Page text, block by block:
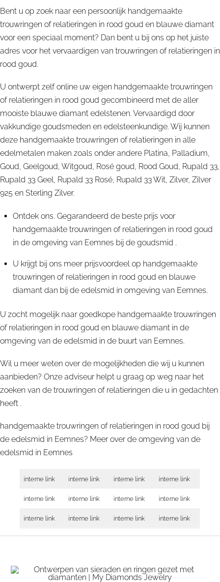
Bent u op zoek naar een persoonlijk handgemaakte
trouwringen of relatieringen in rood goud en blauwe diamant
voor een speciaal moment? Dan bent u bij ons op het juiste
adres voor het vervaardigen van trouwringen of relatieringen in
rood goud.
U ontwerpt zelf online uw eigen handgemaakte trouwringen
of relatieringen in rood goud gecombineerd met de aller
mooiste blauwe diamant edelstenen. Vervaardigd door
vakkundige goudsmeden en edelsteenkundige. Wij kunnen
deze handgemaakte trouwringen of relatieringen in alle
edelmetalen maken zoals onder andere Platina, Palladium,
Goud, Geelgoud, Witgoud, Rosé goud, Rood Goud, Rupald 33,
Rupald 33 Geel, Rupald 33 Rosé, Rupald 33 Wit, Zilver, Zilver
925 en Sterling Zilver.
Ontdek ons. Gegarandeerd de beste prijs voor
handgemaakte trouwringen of relatieringen in rood goud
in de omgeving van Eemnes bij de goudsmid .
U krijgt bij ons meer prijsvoordeel op handgemaakte
trouwringen of relatieringen in rood goud en blauwe
diamant dan bij de edelsmid in omgeving van Eemnes.
U zocht mogelijk naar goedkope handgemaakte trouwringen
of relatieringen in rood goud en blauwe diamant in de
omgeving van de edelsmid in de buurt van Eemnes.
Wil u meer weten over de mogelijkheden die wij u kunnen
aanbieden? Onze adviseur helpt u graag op weg naar het
zoeken van de trouwringen of relatieringen die u in gedachten
heeft .
handgemaakte trouwringen of relatieringen in rood goud bij
de edelsmid in Eemnes? Meer over de omgeving van de
edelsmid in Eemnes
interne link interne link interne link interne link
interne link interne link interne link interne link
interne link interne link interne link interne link